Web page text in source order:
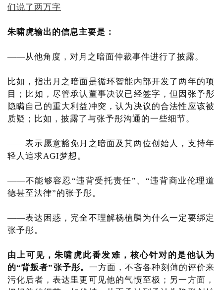
们说了两万字
朱啸虎输出的信息主要是：
——从他角度，对月之暗面仲裁事件进行了披露。
比如，指出月之暗面是循环智能内部开发了两年的项
目；比如，尽管承认董事决议已经签字，但因张予彤
隐瞒自己的重大利益冲突，认为决议的合法性应该被
质疑；比如，披露了与张予彤沟通的一些细节。
——表示愿意豁免月之暗面及其两位创始人，支持年
轻人追求AGI梦想。
——不能够容忍“违背受托责任”、“违背商业伦理道
德甚至法律”的张予彤。
——表达困惑，完全不理解杨植麟为什么一定要绑定
张予彤。
由上可见，朱啸虎此番发难，核心针对的是他认为
的“背叛者”张予彤。 一方面，不吝各种刻薄的评价来
污化后者，表达里更可见他的气愤至极；另一方面，